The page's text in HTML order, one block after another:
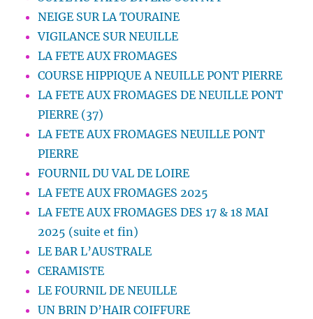
NEIGE SUR LA TOURAINE
VIGILANCE SUR NEUILLE
LA FETE AUX FROMAGES
COURSE HIPPIQUE A NEUILLE PONT PIERRE
LA FETE AUX FROMAGES DE NEUILLE PONT
PIERRE (37)
LA FETE AUX FROMAGES NEUILLE PONT
PIERRE
FOURNIL DU VAL DE LOIRE
LA FETE AUX FROMAGES 2025
LA FETE AUX FROMAGES DES 17 & 18 MAI
2025 (suite et fin)
LE BAR L’AUSTRALE
CERAMISTE
LE FOURNIL DE NEUILLE
UN BRIN D’HAIR COIFFURE